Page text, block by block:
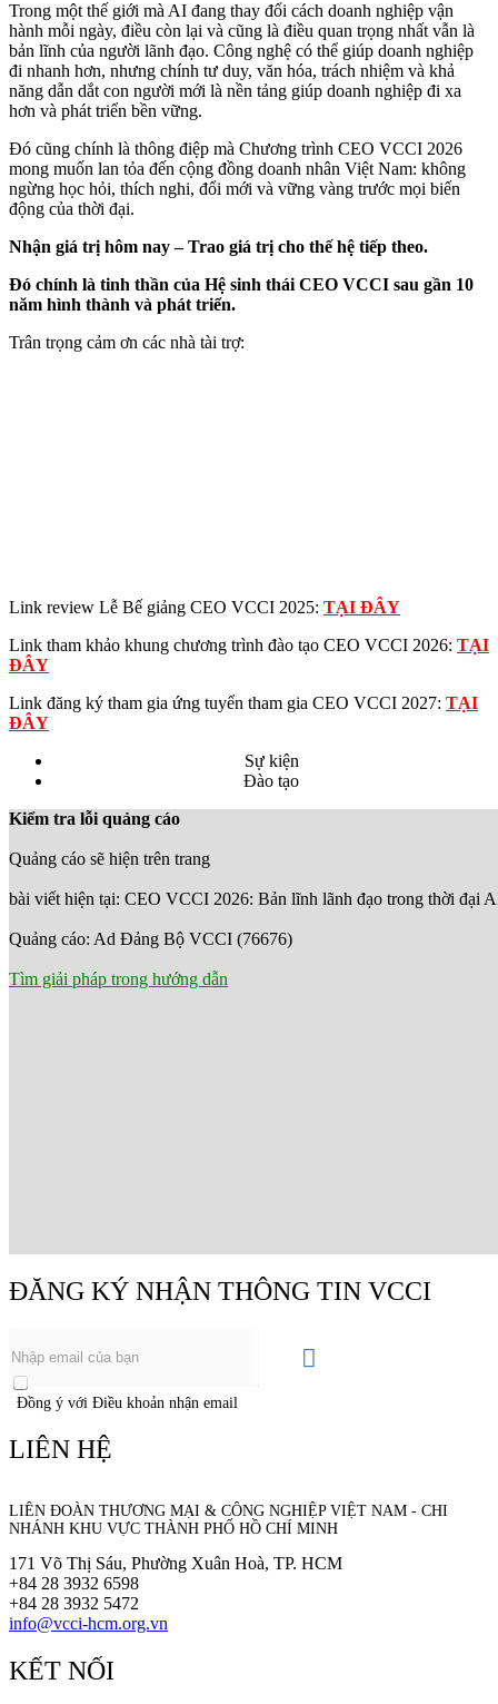
Trong một thế giới mà AI đang thay đổi cách doanh nghiệp vận
hành mỗi ngày, điều còn lại và cũng là điều quan trọng nhất vẫn là
bản lĩnh của người lãnh đạo. Công nghệ có thể giúp doanh nghiệp
đi nhanh hơn, nhưng chính tư duy, văn hóa, trách nhiệm và khả
năng dẫn dắt con người mới là nền tảng giúp doanh nghiệp đi xa
hơn và phát triển bền vững.
Đó cũng chính là thông điệp mà Chương trình CEO VCCI 2026
mong muốn lan tỏa đến cộng đồng doanh nhân Việt Nam: không
ngừng học hỏi, thích nghi, đổi mới và vững vàng trước mọi biến
động của thời đại.
Nhận giá trị hôm nay – Trao giá trị cho thế hệ tiếp theo.
Đó chính là tinh thần của Hệ sinh thái CEO VCCI sau gần 10
năm hình thành và phát triển.
Trân trọng cảm ơn các nhà tài trợ:
Link review Lễ Bế giảng CEO VCCI 2025: TẠI ĐÂY
Link tham khảo khung chương trình đào tạo CEO VCCI 2026: TẠI
ĐÂY
Link đăng ký tham gia ứng tuyển tham gia CEO VCCI 2027: TẠI
ĐÂY
Sự kiện
Đào tạo
Kiểm tra lỗi quảng cáo
Quảng cáo sẽ hiện trên trang
bài viết hiện tại: CEO VCCI 2026: Bản lĩnh lãnh đạo trong thời đại
Quảng cáo: Ad Đảng Bộ VCCI (76676)
Tìm giải pháp trong hướng dẫn
ĐĂNG KÝ NHẬN THÔNG TIN VCCI
Đồng ý với Điều khoản nhận email
LIÊN HỆ
LIÊN ĐOÀN THƯƠNG MẠI & CÔNG NGHIỆPVIỆT NAM - CHI
NHÁNH KHU VỰC THÀNH PHỐ HỒ CHÍ MINH
171 Võ Thị Sáu, Phường Xuân Hoà, TP. HCM
+84 28 3932 6598
+84 28 3932 5472
info@vcci-hcm.org.vn
KẾT NỐI